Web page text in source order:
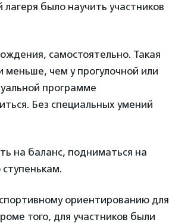
было научить участников
самостоятельно. Такая
меньше, чем у прогулочной или
программе
Без специальных умений
на баланс, подниматься на
ступенькам.
ориентированию для
того, для участников были